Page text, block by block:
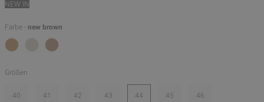
NEW IN
Farbe - new brown
Größen
40 41 42 43 44 45 46